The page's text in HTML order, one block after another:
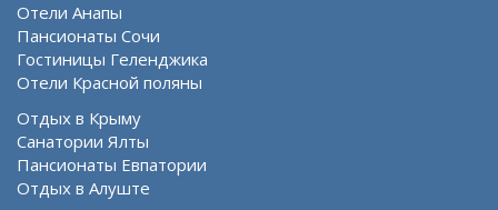
Отели Анапы
Пансионаты Сочи
Гостиницы Геленджика
Отели Красной поляны
Отдых в Крыму
Санатории Ялты
Пансионаты Евпатории
Отдых в Алуште